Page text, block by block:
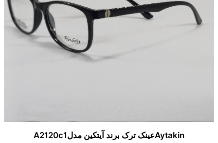
Aytakinعینک ترک برند آیتکین مدلA2120c1